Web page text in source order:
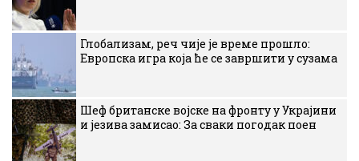
Глобализам, реч чије је време прошло:
Европска игра која ће се завршити у сузама
Шеф британске војске на фронту у Украјини
и језива замисао: За сваки погодак поен